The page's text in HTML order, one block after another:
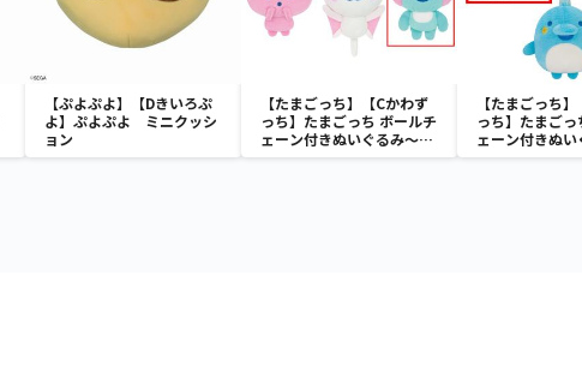
【ぷよぷよ】【Dきいろぷ
よ】ぷよぷよ ミニクッシ
ョン
【たまごっち】【Cかわず
っち】たまごっち ボールチ
ェーン付きぬいぐるみ～
Tamagotchi Paradise～
【たまごっち
っち】たまご
ェーン付きぬい
Tamagotchi